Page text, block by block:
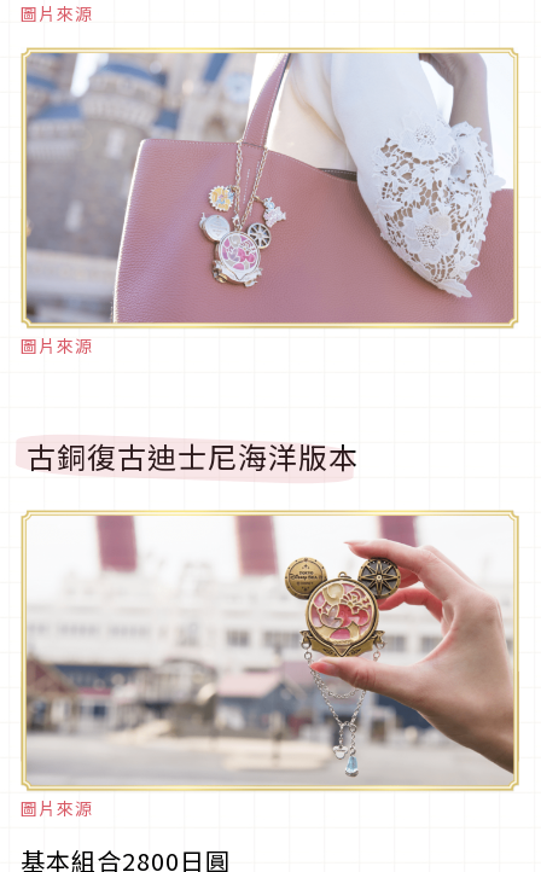
圖片來源
圖片來源
古銅復古迪士尼海洋版本
圖片來源
基本組合2800日圓